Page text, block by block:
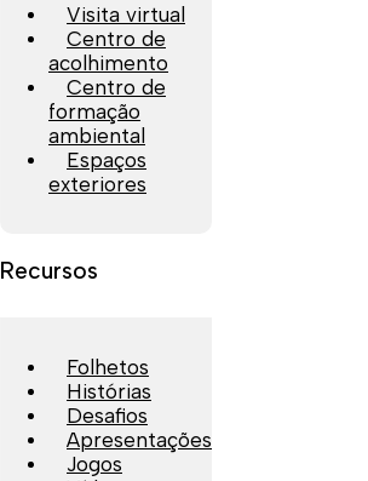
Visita virtual
Centro de
acolhimento
Centro de
formação
ambiental
Espaços
exteriores
Recursos
Folhetos
Histórias
Desafios
Apresentações
Jogos